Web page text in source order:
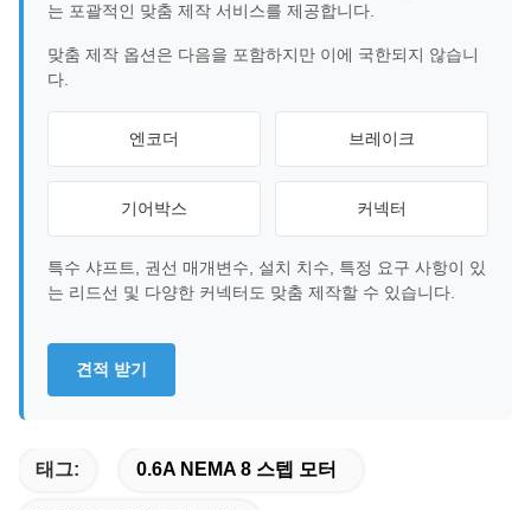
는 포괄적인 맞춤 제작 서비스를 제공합니다.
맞춤 제작 옵션은 다음을 포함하지만 이에 국한되지 않습니
다.
엔코더 브레이크
기어박스 커넥터
특수 샤프트, 권선 매개변수, 설치 치수, 특정 요구 사항이 있
는 리드선 및 다양한 커넥터도 맞춤 제작할 수 있습니다.
견적 받기
태그: 0.6A NEMA 8 스텝 모터